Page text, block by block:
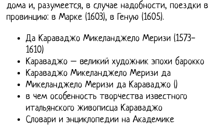
дома и, разумеется, в случае надобности, поездки в
провинцию: в Марке (1603), в Геную (1605).
Да Караваджо Микеланджело Меризи (1573-
1610)
Караваджо – великий художник эпохи барокко
Караваджо Микеланджело Меризи да
Микеланджело Меризи да Караваджо ()
в чем особенность творчества известного
итальянского живописца Караваджо
Словари и энциклопедии на Академике